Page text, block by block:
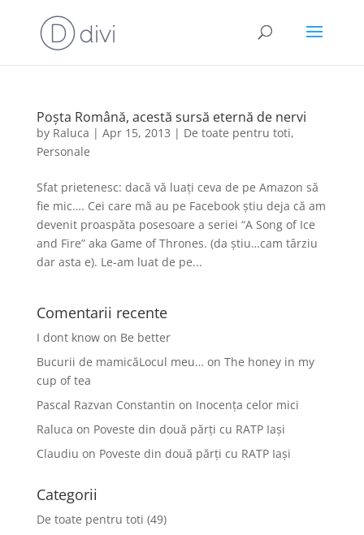
Poșta Română, acestă sursă eternă de nervi
by Raluca | Apr 15, 2013 | De toate pentru toti,
Personale
Sfat prietenesc: dacă vă luați ceva de pe Amazon să
fie mic…. Cei care mă au pe Facebook știu deja că am
devenit proaspăta posesoare a seriei “A Song of Ice
and Fire” aka Game of Thrones. (da știu…cam târziu
dar asta e). Le-am luat de pe...
Comentarii recente
I dont knowon Be better
Bucurii de mamicăLocul meu… on The honey in my
cup of tea
Pascal Razvan Constantin on Inocența celor mici
Raluca on Poveste din două părți cu RATP Iași
Claudiu on Poveste din două părți cu RATP Iași
Categorii
De toate pentru toti (49)